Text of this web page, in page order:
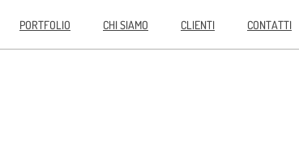
PORTFOLIO CHI SIAMO CLIENTI CONTATTI